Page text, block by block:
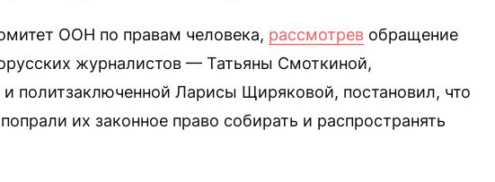
ООН по правам человека, рассмотрев обращение
журналистов — Татьяны Смоткиной,
политзаключенной Ларисы Щиряковой, постановил, что
их законное право собирать и распространять